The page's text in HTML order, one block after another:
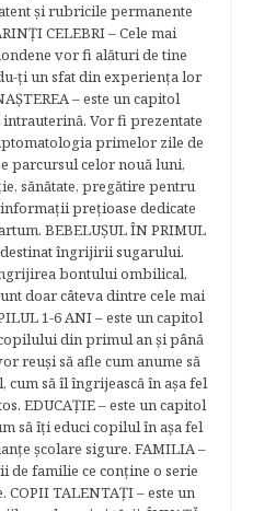
şi rubricile permanente
CELEBRI – Cele mai
vor fi alături de tine
ţi un sfat din experienţa lor
– este un capitol
Vor fi prezentate
primelor zile de
parcursul celor nouă luni,
sănătate, pregătire pentru
preţioase dedicate
BEBELUŞUL ÎN PRIMUL
destinat îngrijirii sugarului.
bontului ombilical,
doar câteva dintre cele mai
1-6 ANI – este un capitol
din primul an şi până
reuşi să afle cum anume să
să îl îngrijească în aşa fel
EDUCAŢIE – este un capitol
să îţi educi copilul în aşa fel
şcolare sigure. FAMILIA –
de familie ce conţine o serie
TALENTAŢI – este un